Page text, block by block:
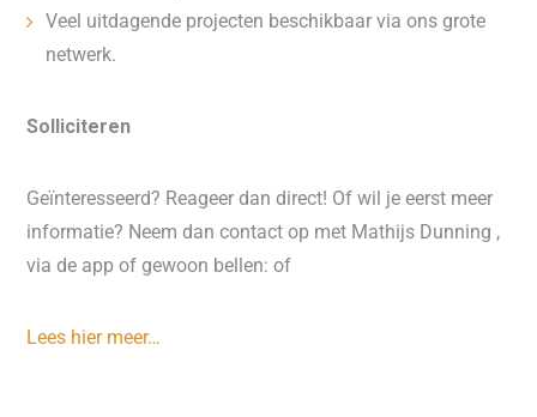
Veel uitdagende projecten beschikbaar via ons grote
netwerk.
Solliciteren
Geïnteresseerd? Reageer dan direct! Of wil je eerst meer
informatie? Neem dan contact op met Mathijs Dunning ,
via de app of gewoon bellen: of
Lees hier meer…